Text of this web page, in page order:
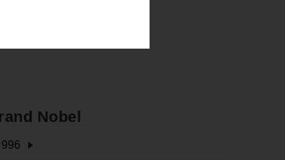
Nobel
996